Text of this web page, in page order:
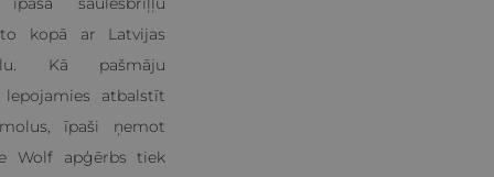
kopā ar Latvijas
Kā pašmāju
atbalstīt
īpaši ņemot
Wolf apģērbs tiek
sīkdatnes
iespējas.
Bez šīm
bet ne